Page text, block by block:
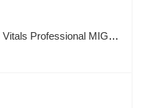
Сварочный аппарат Vitals Professional MIG 2000 Digital